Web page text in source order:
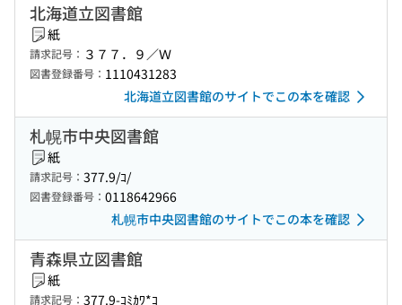
北海道立図書館
紙
請求記号： ３７７．９／Ｗ
図書登録番号： 1110431283
北海道立図書館のサイトでこの本を確認
札幌市中央図書館
紙
請求記号： 377.9/ｺ/
図書登録番号： 0118642966
札幌市中央図書館のサイトでこの本を確認
青森県立図書館
紙
請求記号： 377.9-ｺﾐｶﾜ*ｺ